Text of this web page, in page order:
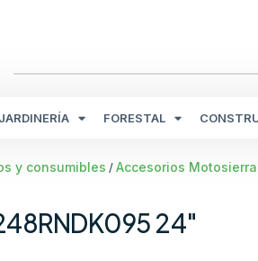
JARDINERÍA FORESTAL
y consumibles /Accesorios Motosierra
24″